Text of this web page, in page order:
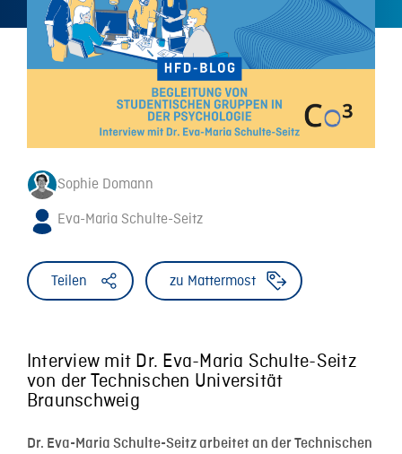
Sophie Domann
Eva-Maria Schulte-Seitz
Teilen zu Mattermost
Interview mit Dr. Eva-Maria Schulte-Seitz
von der Technischen Universität
Braunschweig
Dr. Eva-Maria Schulte-Seitz arbeitet an der Technischen